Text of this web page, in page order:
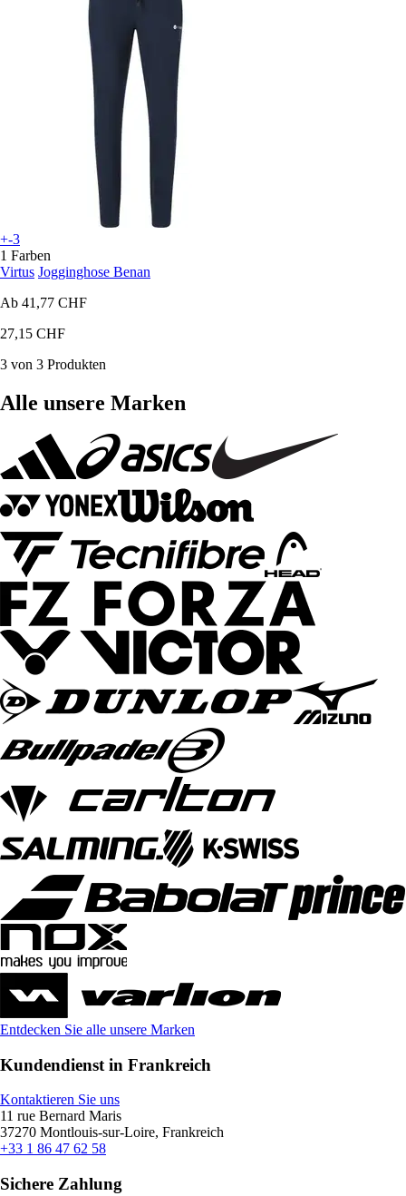
+-3
1 Farben
Virtus Jogginghose Benan
Ab 41,77 CHF
27,15 CHF
3 von 3 Produkten
Alle unsere Marken
Entdecken Sie alle unsere Marken
Kundendienst in Frankreich
Kontaktieren Sie uns
11 rue Bernard Maris
37270 Montlouis-sur-Loire, Frankreich
+33 1 86 47 62 58
Sichere Zahlung